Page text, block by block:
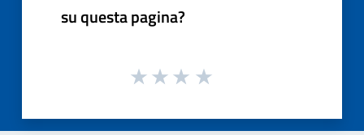
su questa pagina?